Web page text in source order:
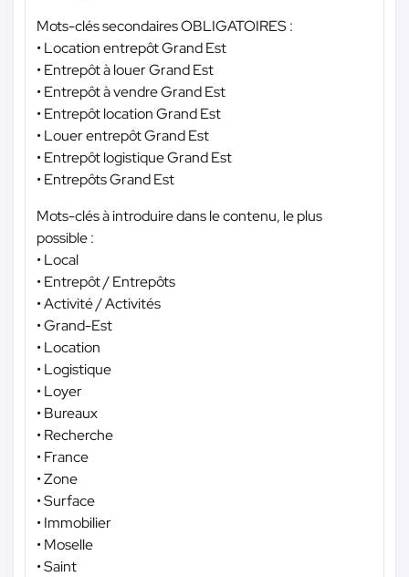
Mots-clés secondaires OBLIGATOIRES :
• Location entrepôt Grand Est
• Entrepôt à louer Grand Est
• Entrepôt à vendre Grand Est
• Entrepôt location Grand Est
• Louer entrepôt Grand Est
• Entrepôt logistique Grand Est
• Entrepôts Grand Est
Mots-clés à introduire dans le contenu, le plus
possible :
• Local
• Entrepôt / Entrepôts
• Activité / Activités
• Grand-Est
• Location
• Logistique
• Loyer
• Bureaux
• Recherche
• France
• Zone
• Surface
• Immobilier
• Moselle
• Saint